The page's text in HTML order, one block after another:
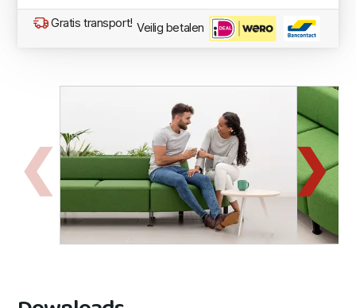
Gratis transport! Veilig betalen